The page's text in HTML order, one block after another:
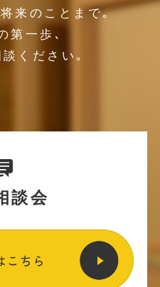
来のことまで｡
第一歩､
ください｡
談会